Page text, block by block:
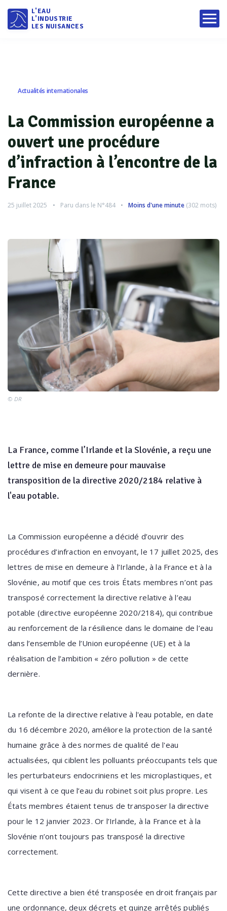
L'EAU
L'INDUSTRIE
LES NUISANCES
Actualités internationales
La Commission européenne a
ouvert une procédure
d’infraction à l’encontre de la
France
25 juillet 2025 Paru dans le N°484 Moins d'une minute (302 mots)
© DR
La France, comme l’Irlande et la Slovénie, a reçu une
lettre de mise en demeure pour mauvaise
transposition de la directive 2020/2184 relative à
l'eau potable.
La Commission européenne a décidé d’ouvrir des
procédures d’infraction en envoyant, le 17 juillet 2025, des
lettres de mise en demeure à l’Irlande, à la France et à la
Slovénie, au motif que ces trois États membres n’ont pas
transposé correctement la directive relative à l’eau
potable (directive européenne 2020/2184), qui contribue
au renforcement de la résilience dans le domaine de l’eau
dans l’ensemble de l’Union européenne (UE) et à la
réalisation de l’ambition « zéro pollution » de cette
dernière.
La refonte de la directive relative à l'eau potable, en date
du 16 décembre 2020, améliore la protection de la santé
humaine grâce à des normes de qualité de l'eau
actualisées, qui ciblent les polluants préoccupants tels que
les perturbateurs endocriniens et les microplastiques, et
qui visent à ce que l’eau du robinet soit plus propre. Les
États membres étaient tenus de transposer la directive
pour le 12 janvier 2023. Or l’Irlande, à la France et à la
Slovénie n’ont toujours pas transposé la directive
correctement.
Cette directive a bien été transposée en droit français par
une ordonnance, deux décrets et quinze arrêtés publiés